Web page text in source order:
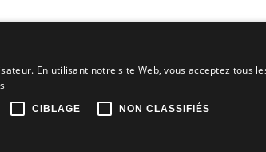
réservés © Nissan Canada Inc., 2015-2026
En utilisant notre site Web, vous acceptez tous
CIBLAGE NON CLASSIFIÉS